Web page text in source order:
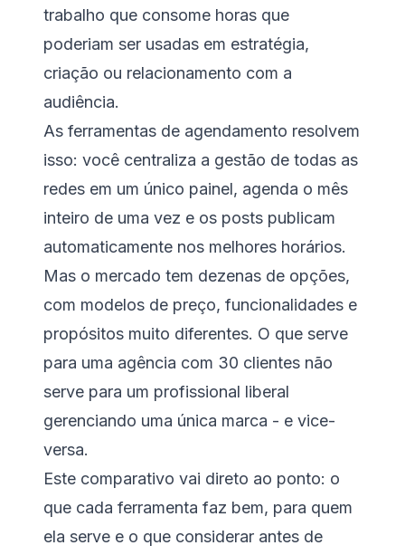
trabalho que consome horas que
poderiam ser usadas em estratégia,
criação ou relacionamento com a
audiência.
As ferramentas de agendamento resolvem
isso: você centraliza a gestão de todas as
redes em um único painel, agenda o mês
inteiro de uma vez e os posts publicam
automaticamente nos melhores horários.
Mas o mercado tem dezenas de opções,
com modelos de preço, funcionalidades e
propósitos muito diferentes. O que serve
para uma agência com 30 clientes não
serve para um profissional liberal
gerenciando uma única marca - e vice-
versa.
Este comparativo vai direto ao ponto: o
que cada ferramenta faz bem, para quem
ela serve e o que considerar antes de